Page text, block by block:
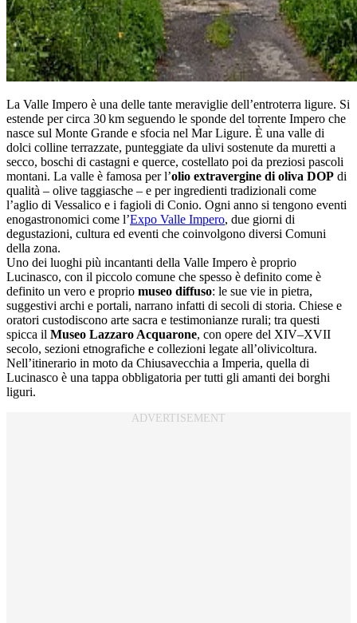
La Valle Impero è una delle tante meraviglie dell’entroterra ligure. Si
estende per circa 30 km seguendo le sponde del torrente Impero che
nasce sul Monte Grande e sfocia nel Mar Ligure. È una valle di
dolci colline terrazzate, punteggiate da ulivi sostenute da muretti a
secco, boschi di castagni e querce, costellato poi da preziosi pascoli
montani. La valle è famosa per l’olio extravergine di oliva DOP di
qualità – olive taggiasche – e per ingredienti tradizionali come
l’aglio di Vessalico e i fagioli di Conio. Ogni anno si tengono eventi
enogastronomici come l’Expo Valle Impero, due giorni di
degustazioni, cultura ed eventi che coinvolgono diversi Comuni
della zona.
Uno dei luoghi più incantanti della Valle Impero è proprio
Lucinasco, con il piccolo comune che spesso è definito come è
definito un vero e proprio museo diffuso: le sue vie in pietra,
suggestivi archi e portali, narrano infatti di secoli di storia. Chiese e
oratori custodiscono arte sacra e testimonianze rurali; tra questi
spicca il Museo Lazzaro Acquarone, con opere del XIV–XVII
secolo, sezioni etnografiche e collezioni legate all’olivicoltura.
Nell’itinerario in moto da Chiusavecchia a Imperia, quella di
Lucinasco è una tappa obbligatoria per tutti gli amanti dei borghi
liguri.